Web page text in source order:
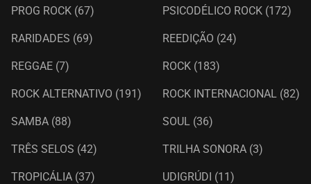
PROG ROCK (67) PSICODÉLICO ROCK (172)
RARIDADES (69) REEDIÇÃO (24)
REGGAE (7) ROCK (183)
ROCK ALTERNATIVO (191) ROCK INTERNACIONAL (82)
SAMBA (88) SOUL (36)
TRÊS SELOS (42) TRILHA SONORA (3)
TROPICÁLIA (37) UDIGRÚDI (11)